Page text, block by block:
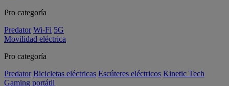
Pro categoría
Predator Wi-Fi 5G
Movilidad eléctrica
Pro categoría
Predator Bicicletas eléctricas Escúteres eléctricos Kinetic Tech
Gaming portátil